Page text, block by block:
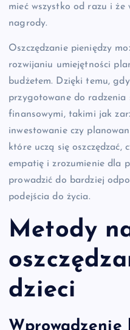
mieć wszystko od razu i że
nagrody.
Oszczędzanie pieniędzy
rozwijaniu umiejętności
budżetem. Dzięki temu,
przygotowane do radzenia
finansowymi, takimi jak
inwestowanie czy
które uczą się oszczędzać,
empatię i zrozumienie dla
prowadzić do bardziej
podejścia do życia.
Metody
dzieci
Wprowadzenie